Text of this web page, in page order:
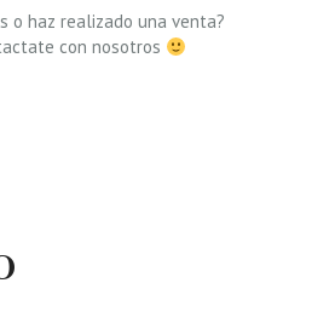
o haz realizado una venta?
con nosotros